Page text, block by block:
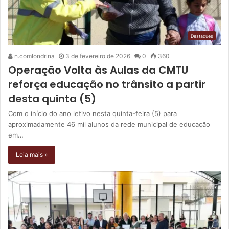
Destaques
n.comlondrina 3 de fevereiro de 2026 0 360
Operação Volta às Aulas da CMTU
reforça educação no trânsito a partir
desta quinta (5)
Com o início do ano letivo nesta quinta-feira (5) para
aproximadamente 46 mil alunos da rede municipal de educação
em…
Leia mais »